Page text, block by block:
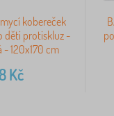
kobereček
děti protiskluz -
120x170 cm
Kč